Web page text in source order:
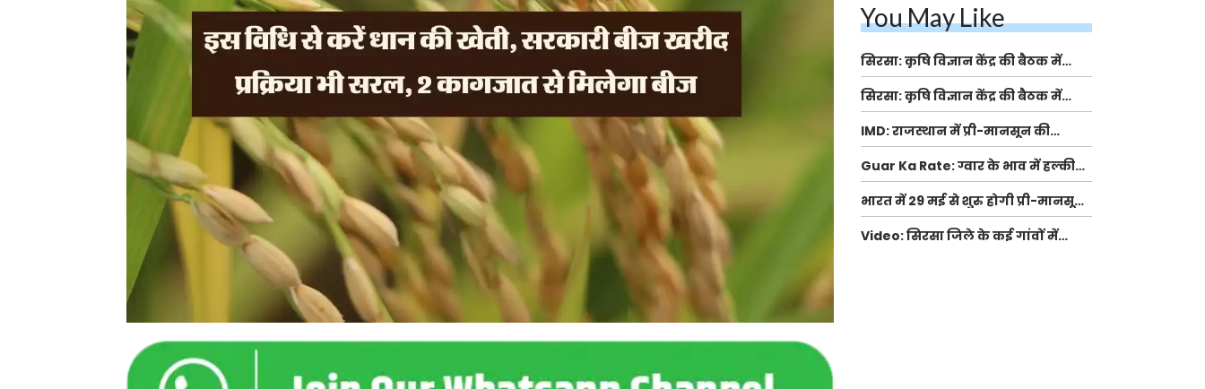
You May Like
सिरसा: कृषि विज्ञान केंद्र की बैठक में
फसल बीमा विधि कारण व कृषि उद्यमिता
बढ़ावा देने पर चर्चा
सिरसा: कृषि विज्ञान केंद्र की बैठक में
फसल बीमा विधि कारण व कृषि उद्यमिता
बढ़ावा देने पर चर्चा
IMD: राजस्थान में प्री-मानसून की
सामान्य से 74% अधिक बारिश, दस्तक में
देरी और मानसून कमजोर रहेगा
Guar Ka Rate: ग्वार के भाव में हल्की
बढ़ोतरी, बढ़ सकता है बुवाई का रकबा
भारत में 29 मई से शुरु होगी प्री-मानसून
बारिश, ECMWF विदेशी मौसम एजेंसी का
पूर्वानुमान
Video: सिरसा जिले के कई गांवों में